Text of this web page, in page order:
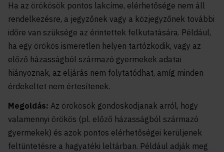
Ha az örökösök pontos lakcíme, elérhetősége nem áll
rendelkezésre, a jegyzőnek vagy a közjegyzőnek további
időre van szüksége az érintettek felkutatására. Például,
ha egy örökös ismeretlen helyen tartózkodik, vagy az
előző házasságból származó gyermekek adatai
hiányoznak, az eljárás nem folytatódhat, amíg minden
érdekeltet nem értesítenek.
Megoldás: Az örökösök gondoskodjanak arról, hogy
valamennyi örökös (pl. előző házasságból származó
gyermekek) és azok pontos elérhetőségei kerüljenek
feltüntetésre a hagyatéki leltárban. Például adják meg